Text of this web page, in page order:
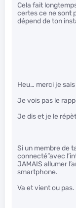
Cela fait
certes ce ne sont
dépend de ton
Heu… merci je
Je vois pas le
Je dis et je le
Si un membre de
connecté”avec
JAMAIS allumer
smartphone.
Va et vient ou pas.